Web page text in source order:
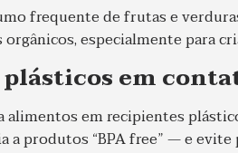
frequente de frutas e
especialmente para
em
alimentos em recipientes
a produtos “BPA free” — e